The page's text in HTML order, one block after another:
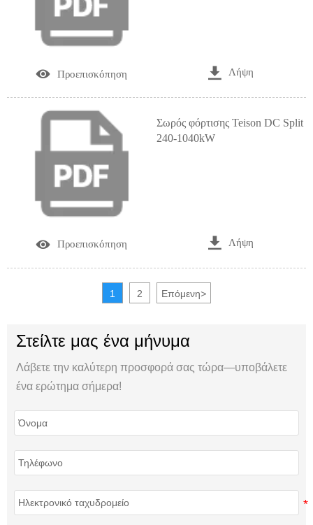
 Προεπισκόπηση  Λήψη
Σωρός φόρτισης Teison DC Split
240-1040kW
 Προεπισκόπηση  Λήψη
1 2 Επόμενη>
Στείλτε μας ένα μήνυμα
Λάβετε την καλύτερη προσφορά σας τώρα—υποβάλετε
ένα ερώτημα σήμερα!